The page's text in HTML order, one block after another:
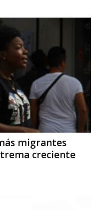
migrantes
creciente